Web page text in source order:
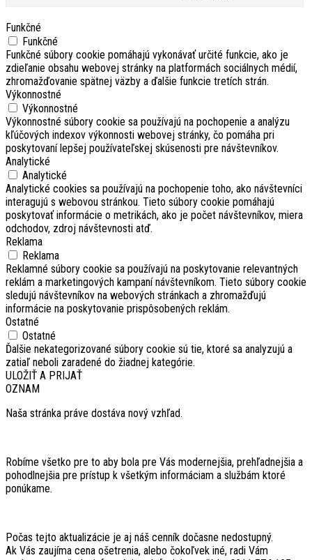
Funkčné
Funkčné
Funkčné súbory cookie pomáhajú vykonávať určité funkcie, ako je
zdieľanie obsahu webovej stránky na platformách sociálnych médií,
zhromažďovanie spätnej väzby a ďalšie funkcie tretích strán.
Výkonnostné
Výkonnostné
Výkonnostné súbory cookie sa používajú na pochopenie a analýzu
kľúčových indexov výkonnosti webovej stránky, čo pomáha pri
poskytovaní lepšej používateľskej skúsenosti pre návštevníkov.
Analytické
Analytické
Analytické cookies sa používajú na pochopenie toho, ako návštevníci
interagujú s webovou stránkou. Tieto súbory cookie pomáhajú
poskytovať informácie o metrikách, ako je počet návštevníkov, miera
odchodov, zdroj návštevnosti atď.
Reklama
Reklama
Reklamné súbory cookie sa používajú na poskytovanie relevantných
reklám a marketingových kampaní návštevníkom. Tieto súbory cookie
sledujú návštevníkov na webových stránkach a zhromažďujú
informácie na poskytovanie prispôsobených reklám.
Ostatné
Ostatné
Ďalšie nekategorizované súbory cookie sú tie, ktoré sa analyzujú a
zatiaľ neboli zaradené do žiadnej kategórie.
ULOŽIŤ A PRIJAŤ
OZNAM
Naša stránka práve dostáva nový vzhľad.
Robíme všetko pre to aby bola pre Vás modernejšia, prehľadnejšia a
pohodlnejšia pre prístup k všetkým informáciam a službám ktoré
ponúkame.
Počas tejto aktualizácie je aj náš cenník dočasne nedostupný.
Ak Vás zaujíma cena ošetrenia, alebo čokoľvek iné, radi Vám